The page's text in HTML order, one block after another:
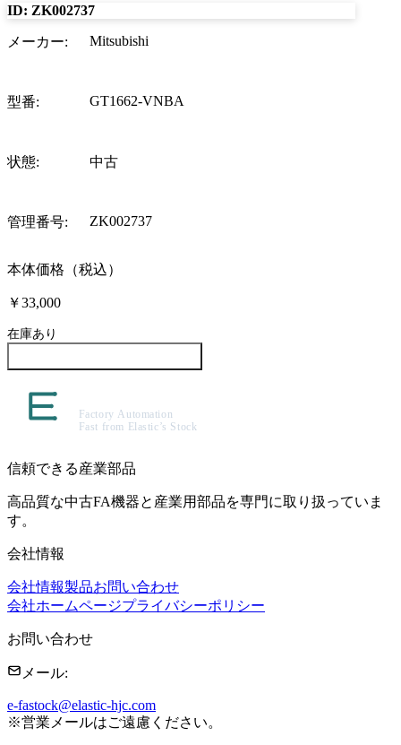
ID: ZK002737
メーカー: Mitsubishi
型番: GT1662-VNBA
状態: 中古
管理番号: ZK002737
本体価格（税込）
￥33,000
在庫あり
信頼できる産業部品
高品質な中古FA機器と産業用部品を専門に取り扱っていま
す。
会社情報
会社情報製品お問い合わせ
会社ホームページプライバシーポリシー
お問い合わせ
メール:
e-fastock@elastic-hjc.com
※営業メールはご遠慮ください。